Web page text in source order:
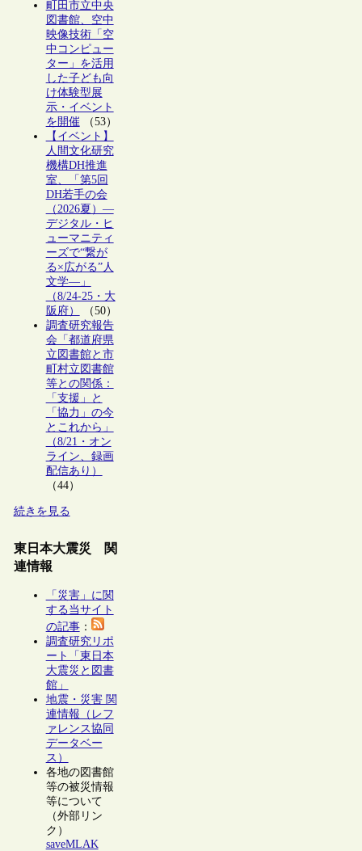
町田市立中央
図書館、空中
映像技術「空
中コンピュー
ター」を活用
した子ども向
け体験型展
示・イベント
を開催（53）
【イベント】
人間文化研究
機構DH推進
室、「第5回
DH若手の会
（2026夏）―
デジタル・ヒ
ューマニティ
ーズで“繋が
る×広がる”人
文学―」
（8/24-25・大
阪府）
（50）
調査研究報告
会「都道府県
立図書館と市
町村立図書館
等との関係：
「支援」と
「協力」の今
とこれから」
（8/21・オン
ライン、録画
配信あり）
（44）
続きを見る
東日本大震災 関
連情報
「災害」に関
する当サイト
の記事：
調査研究リポ
ート「東日本
大震災と図書
館」
地震・災害 関
連情報（レフ
ァレンス協同
データベー
ス）
各地の図書館
等の被災情報
等について
（外部リン
ク）
saveMLAK